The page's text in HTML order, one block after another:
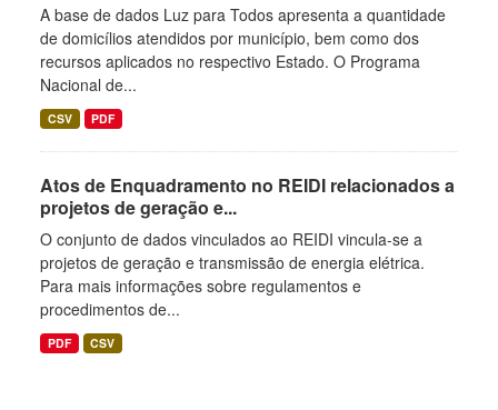
A base de dados Luz para Todos apresenta a quantidade
de domicílios atendidos por município, bem como dos
recursos aplicados no respectivo Estado. O Programa
Nacional de...
CSV PDF
Atos de Enquadramento no REIDI relacionados a
projetos de geração e...
O conjunto de dados vinculados ao REIDI vincula-se a
projetos de geração e transmissão de energia elétrica.
Para mais informações sobre regulamentos e
procedimentos de...
PDF CSV